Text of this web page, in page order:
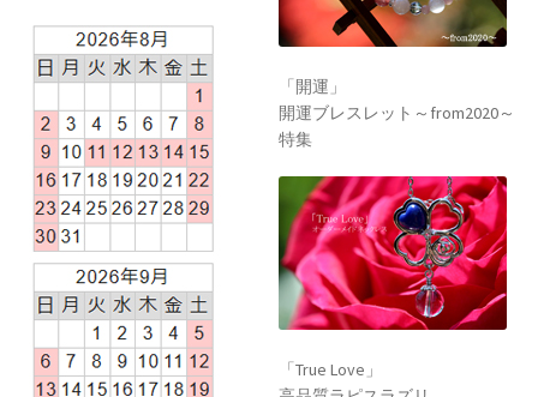
「開運」
開運ブレスレット～from2020～
特集
「True Love」